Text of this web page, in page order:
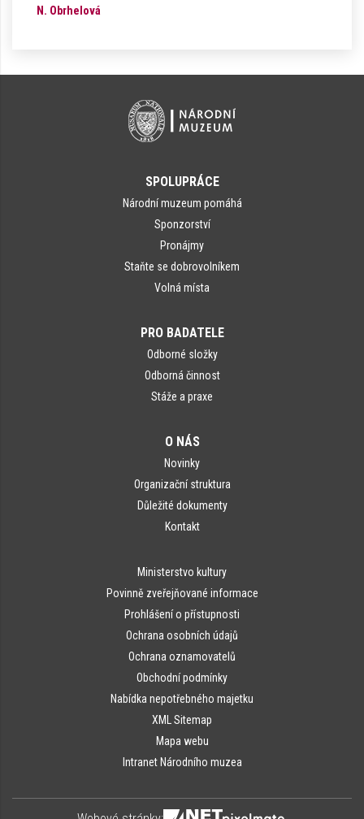
N. Obrhelová
SPOLUPRÁCE
Národní muzeum pomáhá
Sponzorství
Pronájmy
Staňte se dobrovolníkem
Volná místa
PRO BADATELE
Odborné složky
Odborná činnost
Stáže a praxe
O NÁS
Novinky
Organizační struktura
Důležité dokumenty
Kontakt
Ministerstvo kultury
Povinně zveřejňované informace
Prohlášení o přístupnosti
Ochrana osobních údajů
Ochrana oznamovatelů
Obchodní podmínky
Nabídka nepotřebného majetku
XML Sitemap
Mapa webu
Intranet Národního muzea